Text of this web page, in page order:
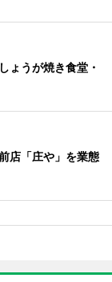
ょうが焼き食堂・
店「庄や」を業態